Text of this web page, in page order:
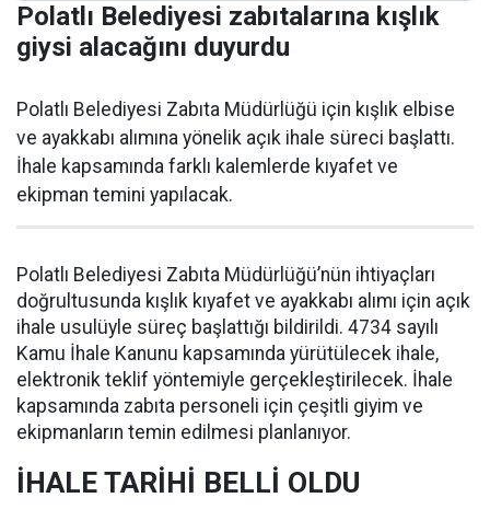
Polatlı Belediyesi zabıtalarına kışlık
giysi alacağını duyurdu
Polatlı Belediyesi Zabıta Müdürlüğü için kışlık elbise
ve ayakkabı alımına yönelik açık ihale süreci başlattı.
İhale kapsamında farklı kalemlerde kıyafet ve
ekipman temini yapılacak.
Polatlı Belediyesi Zabıta Müdürlüğü’nün ihtiyaçları
doğrultusunda kışlık kıyafet ve ayakkabı alımı için açık
ihale usulüyle süreç başlattığı bildirildi. 4734 sayılı
Kamu İhale Kanunu kapsamında yürütülecek ihale,
elektronik teklif yöntemiyle gerçekleştirilecek. İhale
kapsamında zabıta personeli için çeşitli giyim ve
ekipmanların temin edilmesi planlanıyor.
İHALE TARİHİ BELLİ OLDU